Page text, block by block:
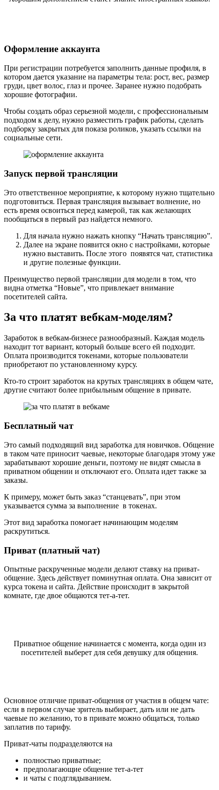
Оформление аккаунта
При регистрации потребуется заполнить данные профиля, в
котором дается указание на параметры тела: рост, вес, размер
груди, цвет волос, глаз и прочее. Заранее нужно подобрать
хорошие фотографии.
Чтобы создать образ серьезной модели, с профессиональным
подходом к делу, нужно разместить график работы, сделать
подборку закрытых для показа роликов, указать ссылки на
социальные сети.
Запуск первой трансляции
Это ответственное мероприятие, к которому нужно тщательно
подготовиться. Первая трансляция вызывает волнение, но
есть время освоиться перед камерой, так как желающих
пообщаться в первый раз найдется немного.
Для начала нужно нажать кнопку “Начать трансляцию”.
Далее на экране появится окно с настройками, которые
нужно выставить. После этого появятся чат, статистика
и другие полезные функции.
Преимущество первой трансляции для модели в том, что
видна отметка “Новые”, что привлекает внимание
посетителей сайта.
За что платят вебкам-моделям?
Заработок в вебкам-бизнесе разнообразный. Каждая модель
находит тот вариант, который больше всего ей подходит.
Оплата производится токенами, которые пользователи
приобретают по установленному курсу.
Кто-то строит заработок на крутых трансляциях в общем чате,
другие считают более прибыльным общение в привате.
Бесплатный чат
Это самый подходящий вид заработка для новичков. Общение
в таком чате приносит чаевые, некоторые благодаря этому уже
зарабатывают хорошие деньги, поэтому не видят смысла в
приватном общении и отключают его. Оплата идет также за
заказы.
К примеру, может быть заказ “станцевать”, при этом
указывается сумма за выполнение в токенах.
Этот вид заработка помогает начинающим моделям
раскрутиться.
Приват (платный чат)
Опытные раскрученные модели делают ставку на приват-
общение. Здесь действует поминутная оплата. Она зависит от
курса токена и сайта. Действие происходит в закрытой
комнате, где двое общаются тет-а-тет.
Приватное общение начинается с момента, когда один из
посетителей выберет для себя девушку для общения.
Основное отличие приват-общения от участия в общем чате:
если в первом случае зритель выбирает, дать или не дать
чаевые по желанию, то в привате можно общаться, только
заплатив по тарифу.
Приват-чаты подразделяются на
полностью приватные;
предполагающие общение тет-а-тет
и чаты с подглядыванием.